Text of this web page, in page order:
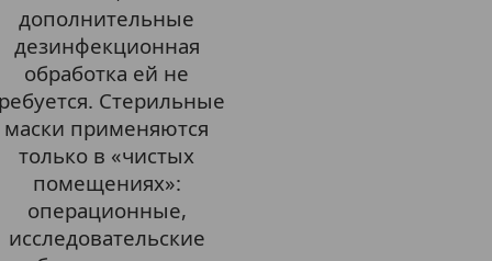
дополнительные
дезинфекционная
обработка ей не
Стерильные
маски применяются
только в «чистых
помещениях»:
операционные,
исследовательские